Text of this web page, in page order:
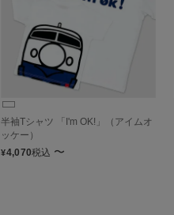
半袖Tシャツ 「I'm OK!」（アイムオ
ッケー）
¥4,070税込 〜